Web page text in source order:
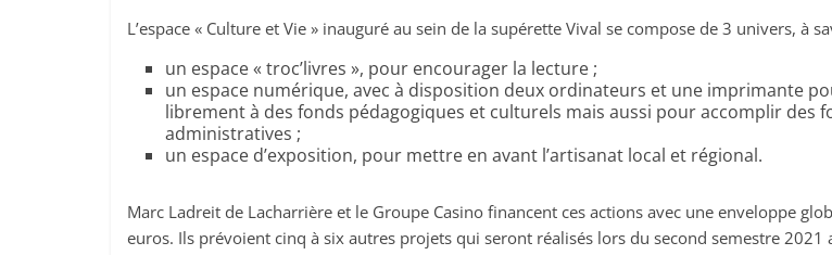
L’espace « Culture et Vie » inauguré au sein de la supérette Vival se compose de 3 univers, à
un espace « troc’livres », pour encourager la lecture ;
un espace numérique, avec à disposition deux ordinateurs et une imprimante
librement à des fonds pédagogiques et culturels mais aussi pour accomplir des
administratives ;
un espace d’exposition, pour mettre en avant l’artisanat local et régional.
Marc Ladreit de Lacharrière et le Groupe Casino financent ces actions avec une enveloppe
euros. Ils prévoient cinq à six autres projets qui seront réalisés lors du second semestre 2021